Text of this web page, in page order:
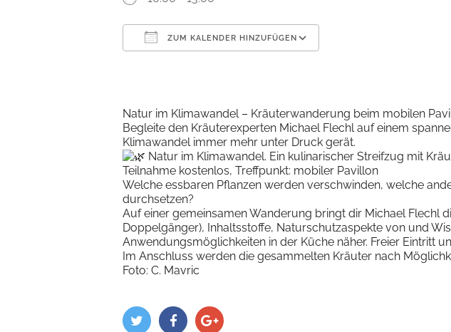
ZUM KALENDER HINZUFÜGEN
Natur im Klimawandel – Kräuterwanderung beim mobilen
Begleite den Kräuterexperten Michael Flechl auf einem
Klimawandel immer mehr unter Druck gerät.
Natur im Klimawandel. Ein kulinarischer Streifzug mit
Teilnahme kostenlos, Treffpunkt: mobiler Pavillon
Welche essbaren Pflanzen werden verschwinden, welche
durchsetzen?
Auf einer gemeinsamen Wanderung bringt dir Michael Flechl
Doppelgänger), Inhaltsstoffe, Naturschutzaspekte von und
Anwendungsmöglichkeiten in der Küche näher. Freier Eintritt
Im Anschluss werden die gesammelten Kräuter nach
Foto: C. Mavric